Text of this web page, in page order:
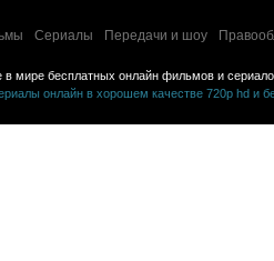
Сериалы Передачи и шоу
мире бесплатных онлайн фильмов и
онлайн в хорошем качестве 720p hd и